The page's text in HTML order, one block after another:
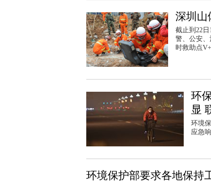
深圳山
截止到22
警、公安
时救助点
环
显
环境
应急
环境保护部要求各地保持